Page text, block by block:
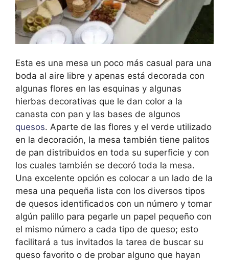
Esta es una mesa un poco más casual para una
boda al aire libre y apenas está decorada con
algunas flores en las esquinas y algunas
hierbas decorativas que le dan color a la
canasta con pan y las bases de algunos
quesos. Aparte de las flores y el verde utilizado
en la decoración, la mesa también tiene palitos
de pan distribuidos en toda su superficie y con
los cuales también se decoró toda la mesa.
Una excelente opción es colocar a un lado de la
mesa una pequeña lista con los diversos tipos
de quesos identificados con un número y tomar
algún palillo para pegarle un papel pequeño con
el mismo número a cada tipo de queso; esto
facilitará a tus invitados la tarea de buscar su
queso favorito o de probar alguno que hayan